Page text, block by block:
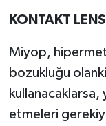
KONTAKT
Miyop,
bozukluğu
kullanacaklarsa,
etmeleri